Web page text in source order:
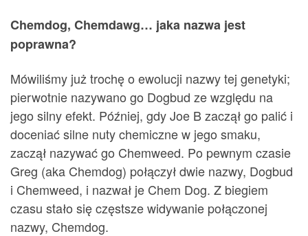
Chemdog, Chemdawg… jaka nazwa jest
poprawna?
Mówiliśmy już trochę o ewolucji nazwy tej genetyki;
pierwotnie nazywano go Dogbud ze względu na
jego silny efekt. Później, gdy Joe B zaczął go palić i
doceniać silne nuty chemiczne w jego smaku,
zaczął nazywać go Chemweed. Po pewnym czasie
Greg (aka Chemdog) połączył dwie nazwy, Dogbud
i Chemweed, i nazwał je Chem Dog. Z biegiem
czasu stało się częstsze widywanie połączonej
nazwy, Chemdog.